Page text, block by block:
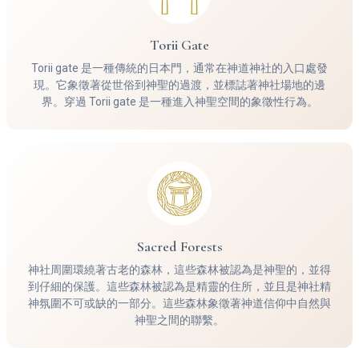
Torii Gate
Torii gate 是一種傳統的日本門，通常在神道神社的入口處發
現。它象徵著從世俗到神聖的過渡，並標誌著神社場地的邊
界。穿過 Torii gate 是一種進入神聖空間的象徵性行為。
Sacred Forests
神社周圍環繞著古老的森林，這些森林被認為是神聖的，並得
到仔細的保護。這些森林被認為是精靈的住所，並且是神社精
神氛圍不可或缺的一部分。這些森林象徵著神道信仰中自然與
神聖之間的聯繫。